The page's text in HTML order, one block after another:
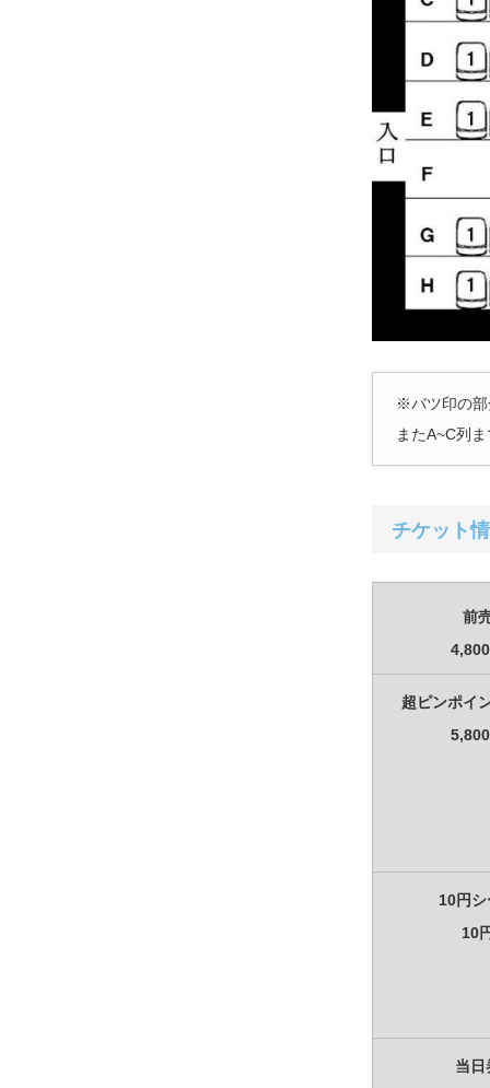
※バツ印の部
またA~C列
チケット
前
超ピンポイ
10円シ
10
当日